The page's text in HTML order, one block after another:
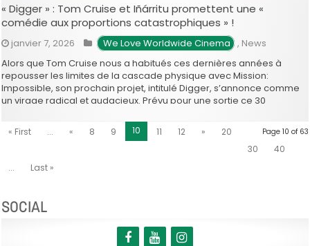
« Digger » : Tom Cruise et Iñárritu promettent une «
comédie aux proportions catastrophiques » !
janvier 7, 2026 We Love Worldwide Cinema , News
Alors que Tom Cruise nous a habitués ces dernières années à
repousser les limites de la cascade physique avec Mission:
Impossible, son prochain projet, intitulé Digger, s’annonce comme
un virage radical et audacieux. Prévu pour une sortie ce 30
d’Hollywood et …
Page 10 of 63
« First ... « 8 9 10 11 12 »
20
30
40
...
Last »
SOCIAL